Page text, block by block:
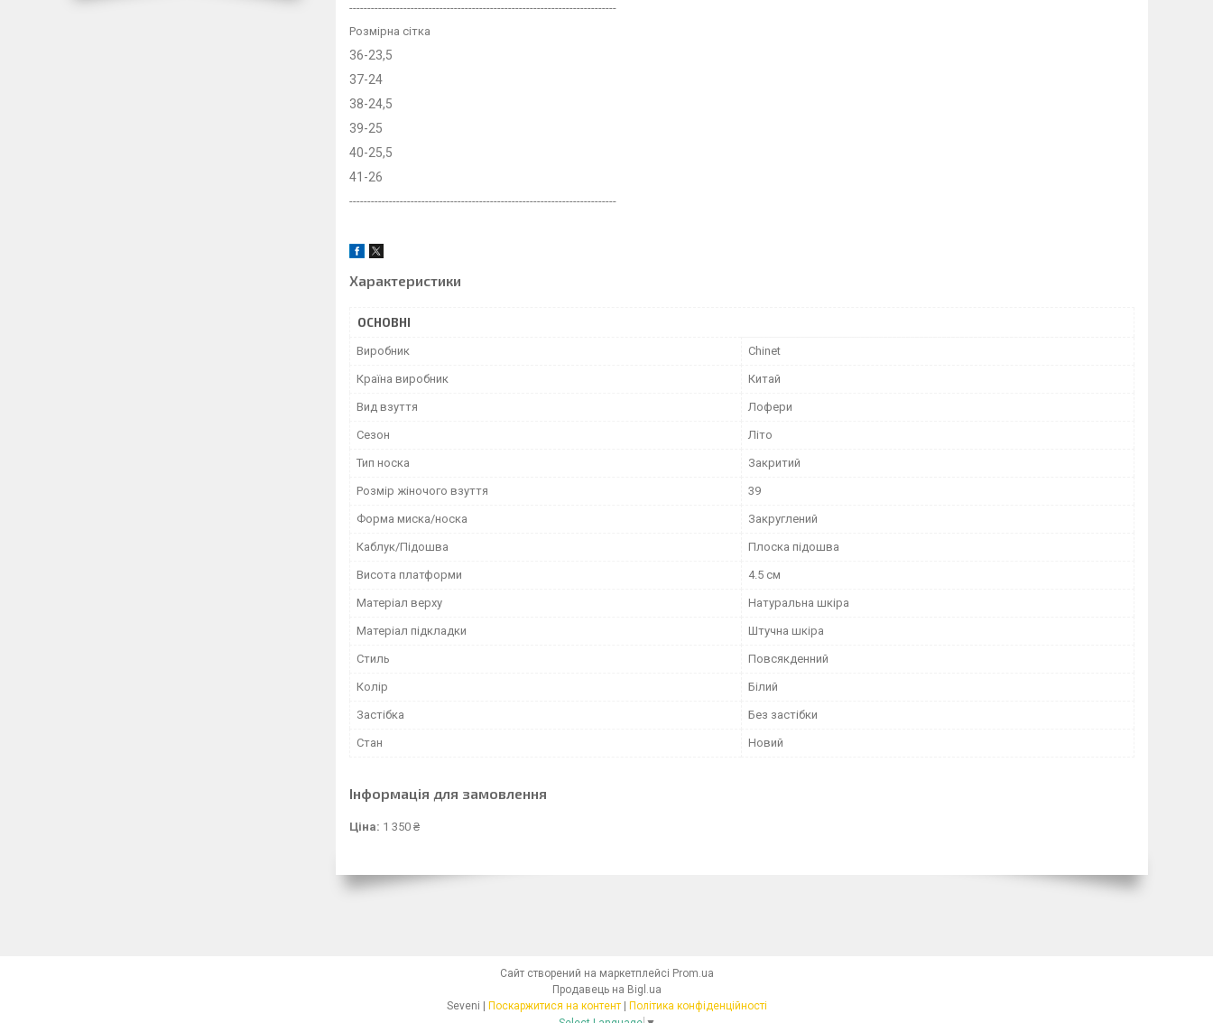
--------------------------------------------------------------------------
Розмірна сітка
36-23,5
37-24
38-24,5
39-25
40-25,5
41-26
--------------------------------------------------------------------------
Характеристики
ОСНОВНІ
Виробник Chinet
Країна виробник Китай
Вид взуття Лофери
Сезон Літо
Тип носка Закритий
Розмір жіночого взуття 39
Форма миска/носка Закруглений
Каблук/Підошва Плоска підошва
Висота платформи 4.5 см
Матеріал верху Натуральна шкіра
Матеріал підкладки Штучна шкіра
Стиль Повсякденний
Колір Білий
Застібка Без застібки
Стан Новий
Інформація для замовлення
Ціна: 1 350 ₴
Сайт створений на маркетплейсі Prom.ua
Продавець на Bigl.ua
Поскаржитися на контент
Політика конфіденційності